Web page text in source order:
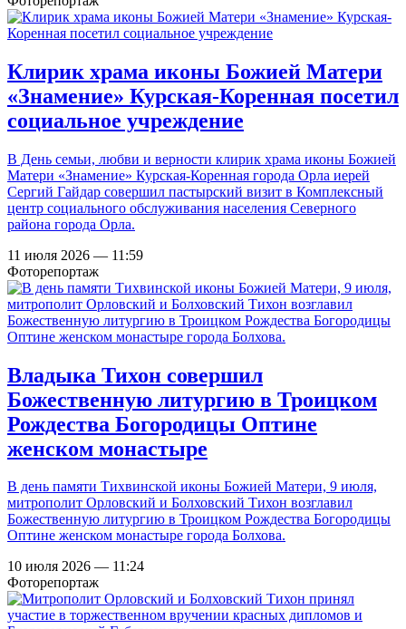
Клирик храма иконы Божией Матери
«Знамение» Курская-Коренная посетил
социальное учреждение
В День семьи, любви и верности клирик храма иконы Божией
Матери «Знамение» Курская-Коренная города Орла иерей
Сергий Гайдар совершил пастырский визит в Комплексный
центр социального обслуживания населения Северного
района города Орла.
11 июля 2026 — 11:59
Фоторепортаж
Владыка Тихон совершил
Божественную литургию в Троицком
Рождества Богородицы Оптине
женском монастыре
В день памяти Тихвинской иконы Божией Матери, 9 июля,
митрополит Орловский и Болховский Тихон возглавил
Божественную литургию в Троицком Рождества Богородицы
Оптине женском монастыре города Болхова.
10 июля 2026 — 11:24
Фоторепортаж